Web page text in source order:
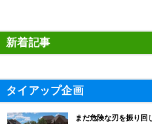
新着記事
タイアップ企画
まだ危険な刃を振り回